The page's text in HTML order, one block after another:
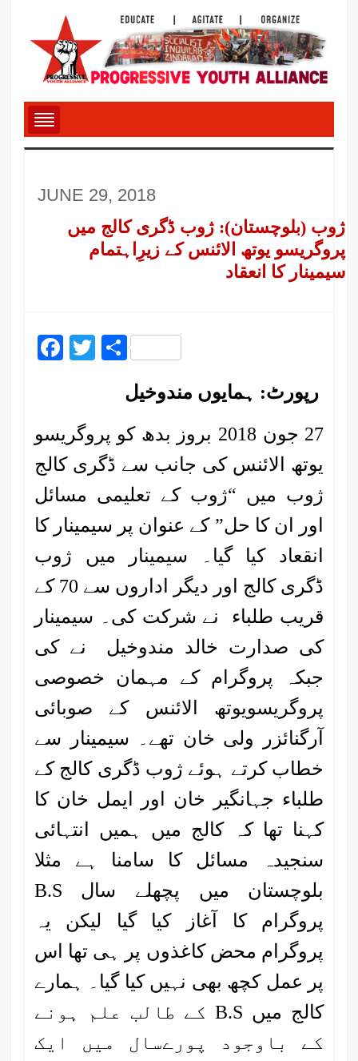
JUNE 29, 2018
ژوب (بلوچستان): ژوب ڈگری کالج میں
پروگریسو یوتھ الائنس کے زیرِاہتمام
سیمینار کا انعقاد
Facebook
Twitter
Share
رپورٹ: ہمایوں مندوخیل
27 جون 2018 بروز بدھ کو پروگریسو
یوتھ الائنس کی جانب سے ڈگری کالج
ژوب میں “ژوب کے تعلیمی مسائل
اور ان کا حل” کے عنوان پر سیمینار کا
انقعاد کیا گیا۔ سیمینار میں ژوب
ڈگری کالج اور دیگر اداروں سے 70 کے
قریب طلباء نے شرکت کی۔ سیمینار
کی صدارت خالد مندوخیل نے کی
جبکہ پروگرام کے مہمان خصوصی
پروگریسویوتھ الائنس کے صوبائی
آرگنائزر ولی خان تھے۔ سیمینار سے
خطاب کرتے ہوئے ژوب ڈگری کالج کے
طلباء جہانگیر خان اور ایمل خان کا
کہنا تھا کہ کالج میں ہمیں انتہائی
سنجیدہ مسائل کا سامنا ہے مثلا
بلوچستان میں پچھلے سال B.S
پروگرام کا آغاز کیا گیا لیکن یہ
پروگرام محض کاغذوں پر ہی تھا اس
پر عمل کچھ بھی نہیں کیا گیا۔ ہمارے
کالج میں B.S کے طالب علم ہونے
کے باوجود پورےسال میں ایک